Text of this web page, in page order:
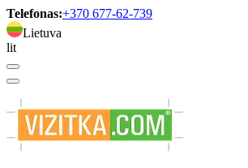
Telefonas:+370 677-62-739
Lietuva
lit